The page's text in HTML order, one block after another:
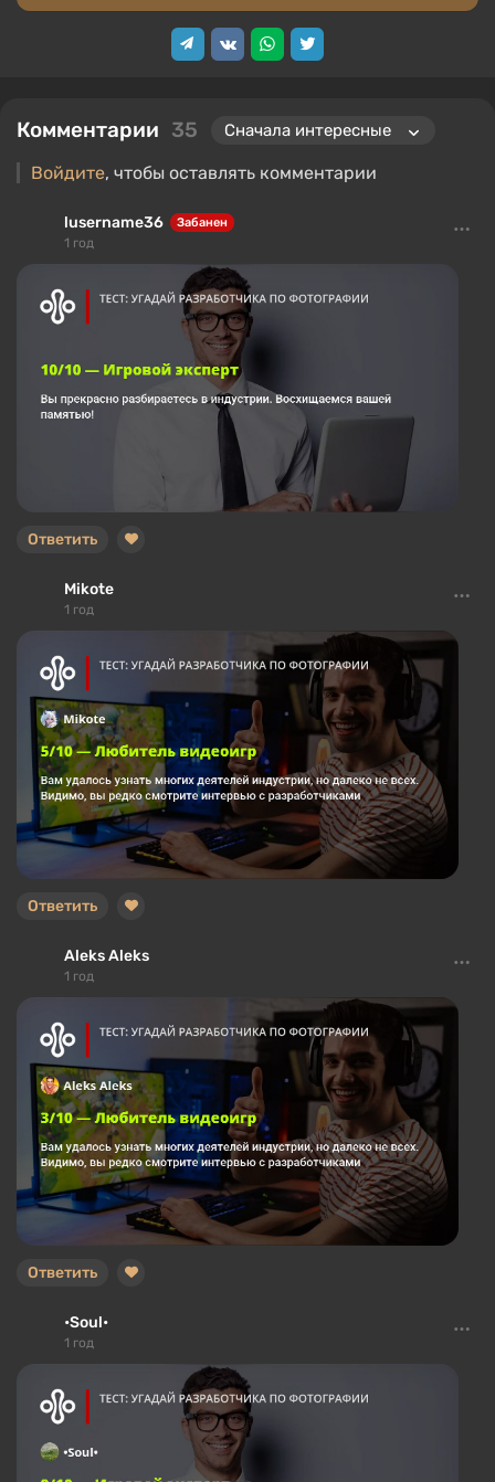
Комментарии 35
Войдите, чтобы оставлять комментарии
lusername36 Забанен
1 год
Ответить
Mikote
1 год
Ответить
Aleks Aleks
1 год
Ответить
•Soul•
1 год